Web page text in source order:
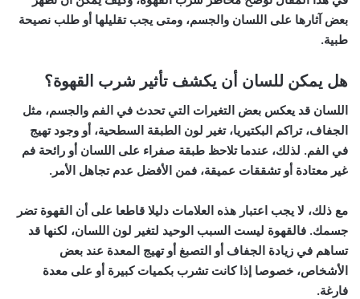
بعض آثارها على اللسان والجسم، ومتى يجب تقليلها أو طلب نصيحة
طبية.
هل يمكن للسان أن يكشف تأثير شرب القهوة؟
اللسان قد يعكس بعض التغيرات التي تحدث في الفم والجسم، مثل
الجفاف، تراكم البكتيريا، تغير لون الطبقة السطحية، أو وجود تهيج
في الفم. لذلك، عندما تلاحظ طبقة صفراء على اللسان أو رائحة فم
غير معتادة أو تشققات عميقة، فمن الأفضل عدم تجاهل الأمر.
مع ذلك، لا يجب اعتبار هذه العلامات دليلا قاطعا على أن القهوة تضر
جسمك. فالقهوة ليست السبب الوحيد لتغير لون اللسان، لكنها قد
تساهم في زيادة الجفاف أو التصبغ أو تهيج المعدة عند بعض
الأشخاص، خصوصا إذا كانت تشرب بكميات كبيرة أو على معدة
فارغة.